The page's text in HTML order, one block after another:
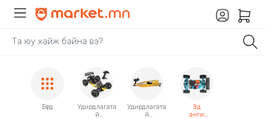
Бүгд
Удирдлагата
й
Удирдлагата
й
Эд
анги